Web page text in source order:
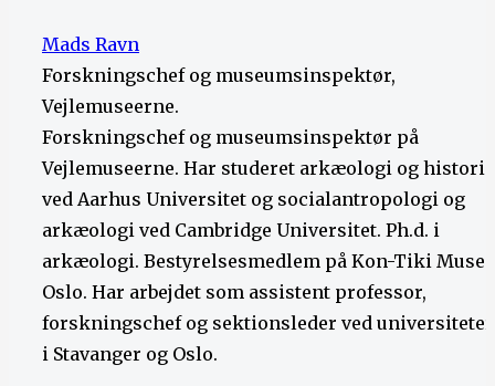
Mads Ravn
Forskningschef og museumsinspektør,
Vejlemuseerne.
Forskningschef og museumsinspektør på
Vejlemuseerne. Har studeret arkæologi og historie
ved Aarhus Universitet og socialantropologi og
arkæologi ved Cambridge Universitet. Ph.d. i
arkæologi. Bestyrelsesmedlem på Kon-Tiki
Oslo. Har arbejdet som assistent professor,
forskningschef og sektionsleder ved
i Stavanger og Oslo.